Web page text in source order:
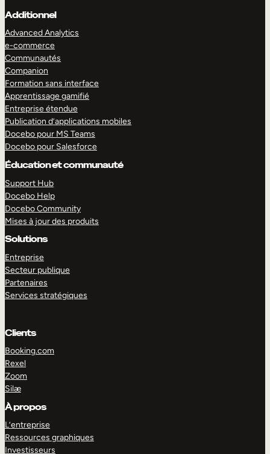
Additionnel
Advanced Analytics
e-commerce
Communautés
Companion
Formation sans interface
Apprentissage gamifié
Entreprise étendue
Publication d’applications mobiles
Docebo pour MS Teams
Docebo pour Salesforce
Éducation et communauté
Support Hub
Docebo Help
Docebo Community
Mises à jour des produits
Solutions
Entreprise
Secteur publique
Partenaires
Services stratégiques
Clients
Booking.com
Rexel
Zoom
Silæ
À propos
L’entreprise
Ressources graphiques
Investisseurs